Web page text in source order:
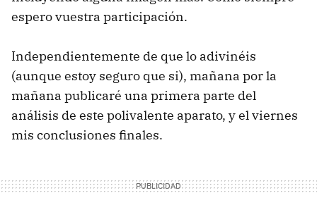
espero vuestra participación.
Independientemente de que lo adivinéis
(aunque estoy seguro que si), mañana por la
mañana publicaré una primera parte del
análisis de este polivalente aparato, y el viernes
mis conclusiones finales.